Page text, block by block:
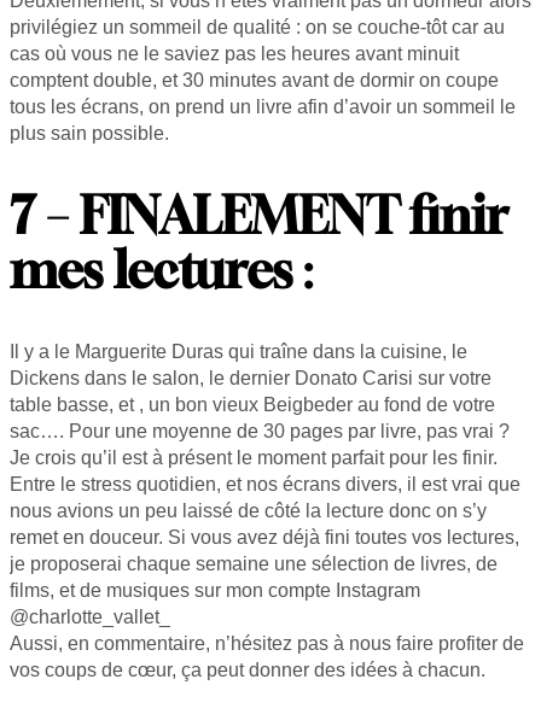
privilégiez un sommeil de qualité : on se couche-tôt car au
cas où vous ne le saviez pas les heures avant minuit
comptent double, et 30 minutes avant de dormir on coupe
tous les écrans, on prend un livre afin d’avoir un sommeil le
plus sain possible.
7 – FINALEMENT finir
mes lectures:
Il y a le Marguerite Duras qui traîne dans la cuisine, le
Dickens dans le salon, le dernier Donato Carisi sur votre
table basse, et , un bon vieux Beigbeder au fond de votre
sac…. Pour une moyenne de 30 pages par livre, pas vrai ?
Je crois qu’il est à présent le moment parfait pour les finir.
Entre le stress quotidien, et nos écrans divers, il est vrai que
nous avions un peu laissé de côté la lecture donc on s’y
remet en douceur. Si vous avez déjà fini toutes vos lectures,
je proposerai chaque semaine une sélection de livres, de
films, et de musiques sur mon compte Instagram
@charlotte_vallet_
Aussi, en commentaire, n’hésitez pas à nous faire profiter de
vos coups de cœur, ça peut donner des idées à chacun.